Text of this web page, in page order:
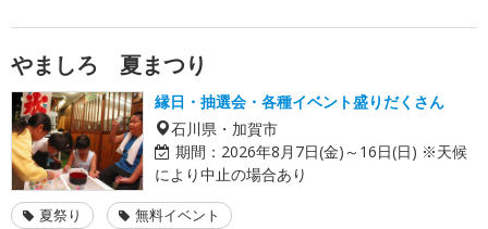
やましろ 夏まつり
縁日・抽選会・各種イベント盛りだくさん
石川県・加賀市
期間： 2026年8月7日(金)～16日(日) ※天候
により中止の場合あり
夏祭り 無料イベント